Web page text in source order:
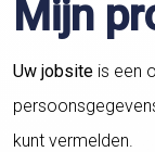
Mijn
Uw jobsite is een
kunt vermelden.